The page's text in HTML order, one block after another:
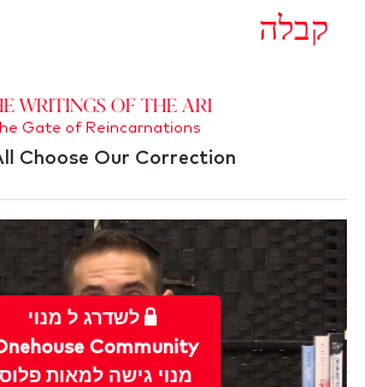
קבלה
Writings of the Ari
Gate of Reincarnations
Choose Our Correction
לשדרג ל מנוי
Community
מנוי גישה למאות פלוס